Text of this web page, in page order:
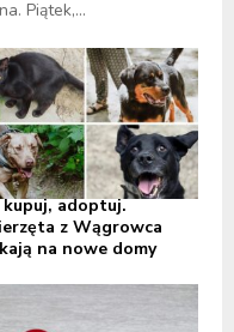
Piątek,...
kupuj, adoptuj.
z Wągrowca
na nowe domy